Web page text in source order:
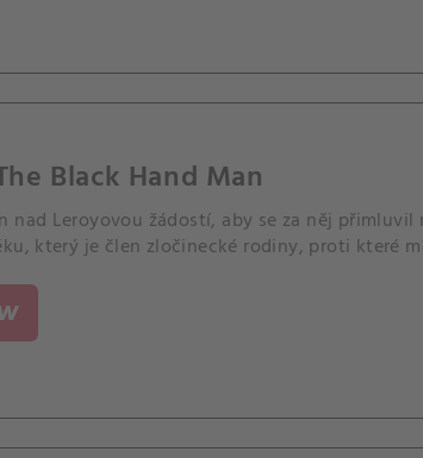
Black Hand Man
nad Leroyovou žádostí, aby se za něj přimluvil
který je člen zločinecké rodiny, proti které